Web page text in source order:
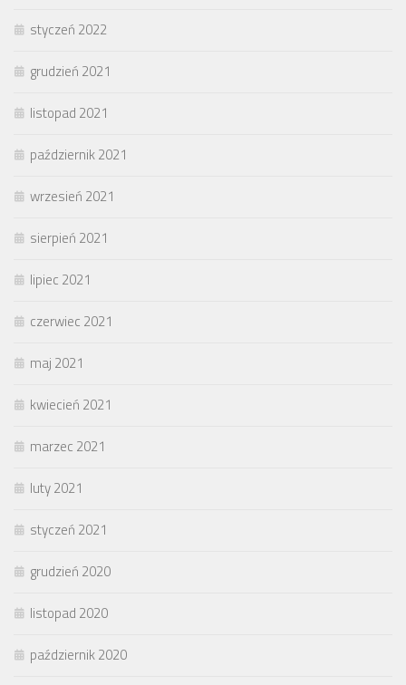
styczeń 2022
grudzień 2021
listopad 2021
październik 2021
wrzesień 2021
sierpień 2021
lipiec 2021
czerwiec 2021
maj 2021
kwiecień 2021
marzec 2021
luty 2021
styczeń 2021
grudzień 2020
listopad 2020
październik 2020